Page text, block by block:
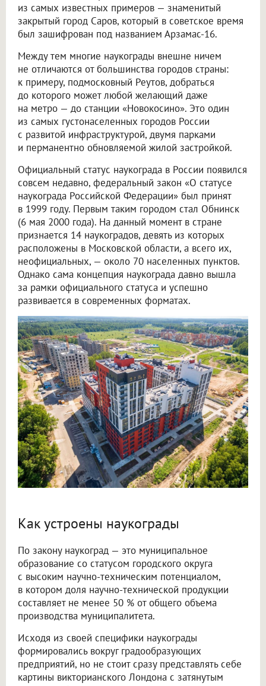
из самых известных примеров — знаменитый
закрытый город Саров, который в советское время
был зашифрован под названием Арзамас-16.
Между тем многие наукограды внешне ничем
не отличаются от большинства городов страны:
к примеру, подмосковный Реутов, добраться
до которого может любой желающий даже
на метро — до станции «Новокосино». Это один
из самых густонаселенных городов России
с развитой инфраструктурой, двумя парками
и перманентно обновляемой жилой застройкой.
Официальный статус наукограда в России появился
совсем недавно, федеральный закон «О статусе
наукограда Российской Федерации» был принят
в 1999 году. Первым таким городом стал Обнинск
(6 мая 2000 года). На данный момент в стране
признается 14 наукоградов, девять из которых
расположены в Московской области, а всего их,
неофициальных, — около 70 населенных пунктов.
Однако сама концепция наукограда давно вышла
за рамки официального статуса и успешно
развивается в современных форматах.
Как устроены наукограды
По закону наукоград — это муниципальное
образование со статусом городского округа
с высоким научно-техническим потенциалом,
в котором доля научно-технической продукции
составляет не менее 50 % от общего объема
производства муниципалитета.
Исходя из своей специфики наукограды
формировались вокруг градообразующих
предприятий, но не стоит сразу представлять себе
картины викторианского Лондона с затянутым